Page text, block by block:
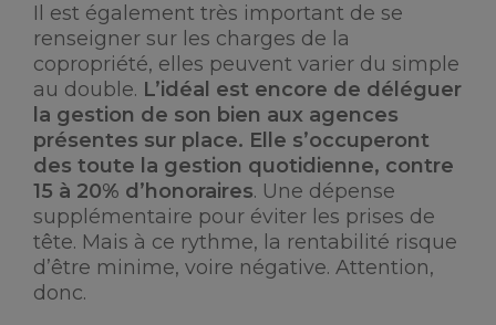
Il est également très important de se
renseigner sur les charges de la
copropriété, elles peuvent varier du simple
au double. L’idéal est encore de déléguer
la gestion de son bien aux agences
présentes sur place. Elle s’occuperont
des toute la gestion quotidienne, contre
15 à 20% d’honoraires. Une dépense
supplémentaire pour éviter les prises de
tête. Mais à ce rythme, la rentabilité risque
d’être minime, voire négative. Attention,
donc.